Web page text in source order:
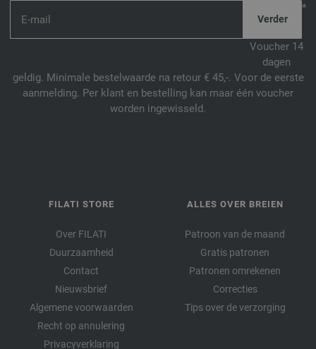
*
Voucher 14
dagen
geldig. Minimale bestelwaarde na retour € 45,-. Voor de eerste
aanmelding. Per klant en bestelling kan maar één voucher
worden ingewisseld.
FILATI STORE
Over FILATI
Duurzaamheid
Contact
Nieuwsbrief
Algemene voorwaarden
Recht op annulering
Privacyverklaring
ALLES OVER BREIEN
Patroon van de maand
Gratis patronen
Patronen omrekenen
Correcties
Tips over de verzorging